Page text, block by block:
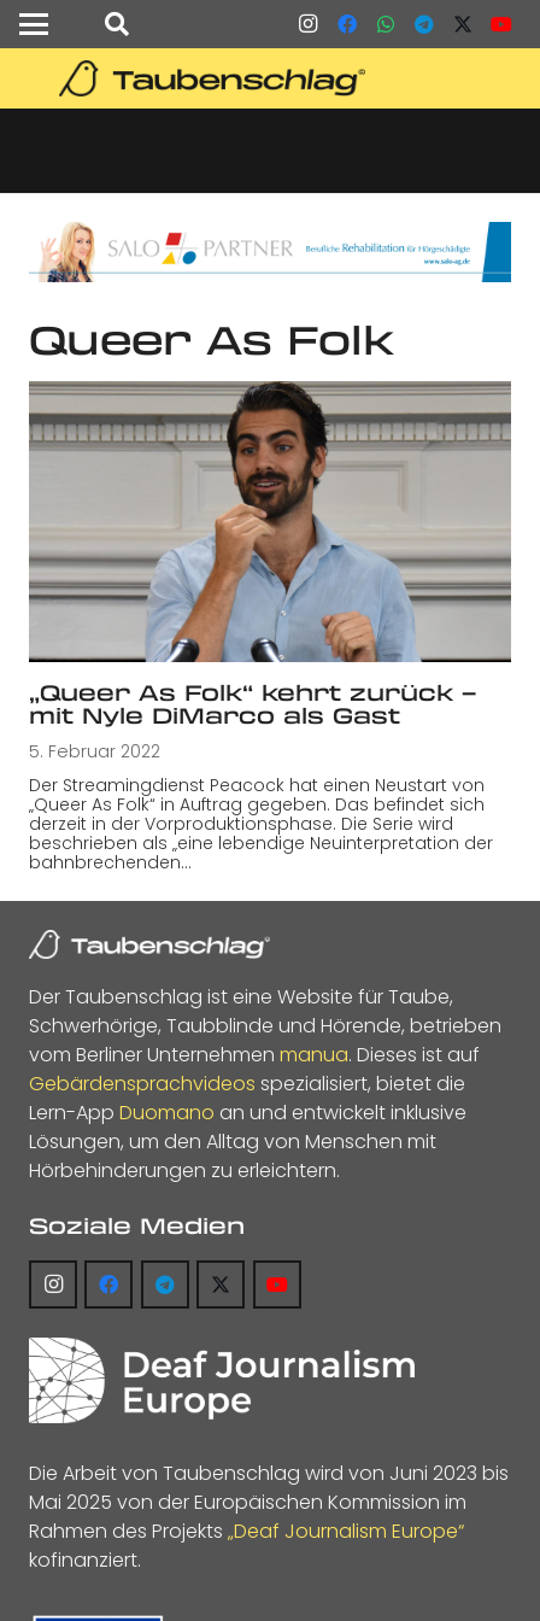
Queer As Folk
„Queer As Folk“ kehrt zurück –
mit Nyle DiMarco als Gast
5. Februar 2022
Der Streamingdienst Peacock hat einen Neustart von
„Queer As Folk“ in Auftrag gegeben. Das befindet sich
derzeit in der Vorproduktionsphase. Die Serie wird
beschrieben als „eine lebendige Neuinterpretation der
bahnbrechenden…
Der Taubenschlag ist eine Website für Taube,
Schwerhörige, Taubblinde und Hörende, betrieben
vom Berliner Unternehmen manua. Dieses ist auf
Gebärdensprachvideos spezialisiert, bietet die
Lern-App Duomano an und entwickelt inklusive
Lösungen, um den Alltag von Menschen mit
Hörbehinderungen zu erleichtern.
Soziale Medien
Die Arbeit von Taubenschlag wird von Juni 2023 bis
Mai 2025 von der Europäischen Kommission im
Rahmen des Projekts „Deaf Journalism Europe“
kofinanziert.